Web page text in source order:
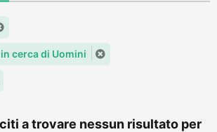
cerca di Uomini
a trovare nessun risultato per